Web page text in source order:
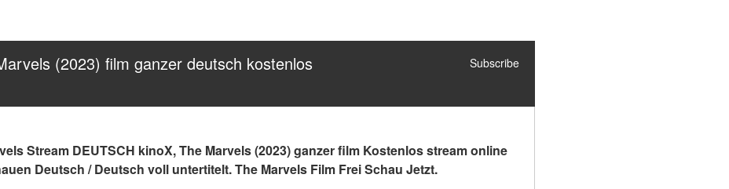
(2023) film ganzer deutsch kostenlos
Subscribe
Stream DEUTSCH kinoX, The Marvels (2023) ganzer film Kostenlos stream online
Deutsch / Deutsch voll untertitelt. The Marvels Film Frei Schau Jetzt.